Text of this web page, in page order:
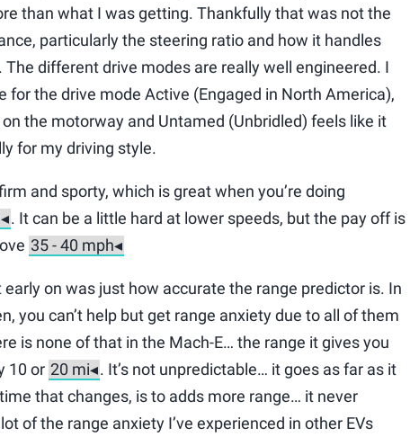
than what I was getting. Thankfully that was not the
particularly the steering ratio and how it handles
different drive modes are really well engineered. I
for the drive mode Active (Engaged in North America),
the motorway and Untamed (Unbridled) feels like it
for my driving style.
and sporty, which is great when you’re doing
. It can be a little hard at lower speeds, but the pay off is
on was just how accurate the range predictor is. In
you can’t help but get range anxiety due to all of them
is none of that in the Mach-E… the range it gives you
10 or
. It’s not unpredictable… it goes as far as it
that changes, is to adds more range… it never
of the range anxiety I’ve experienced in other EVs